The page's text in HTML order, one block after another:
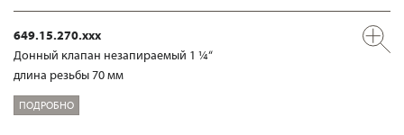
649.15.270.xxx
Донный клапан незапираемый 1 ¼“
длина резьбы 70 мм
ПОДРОБНО